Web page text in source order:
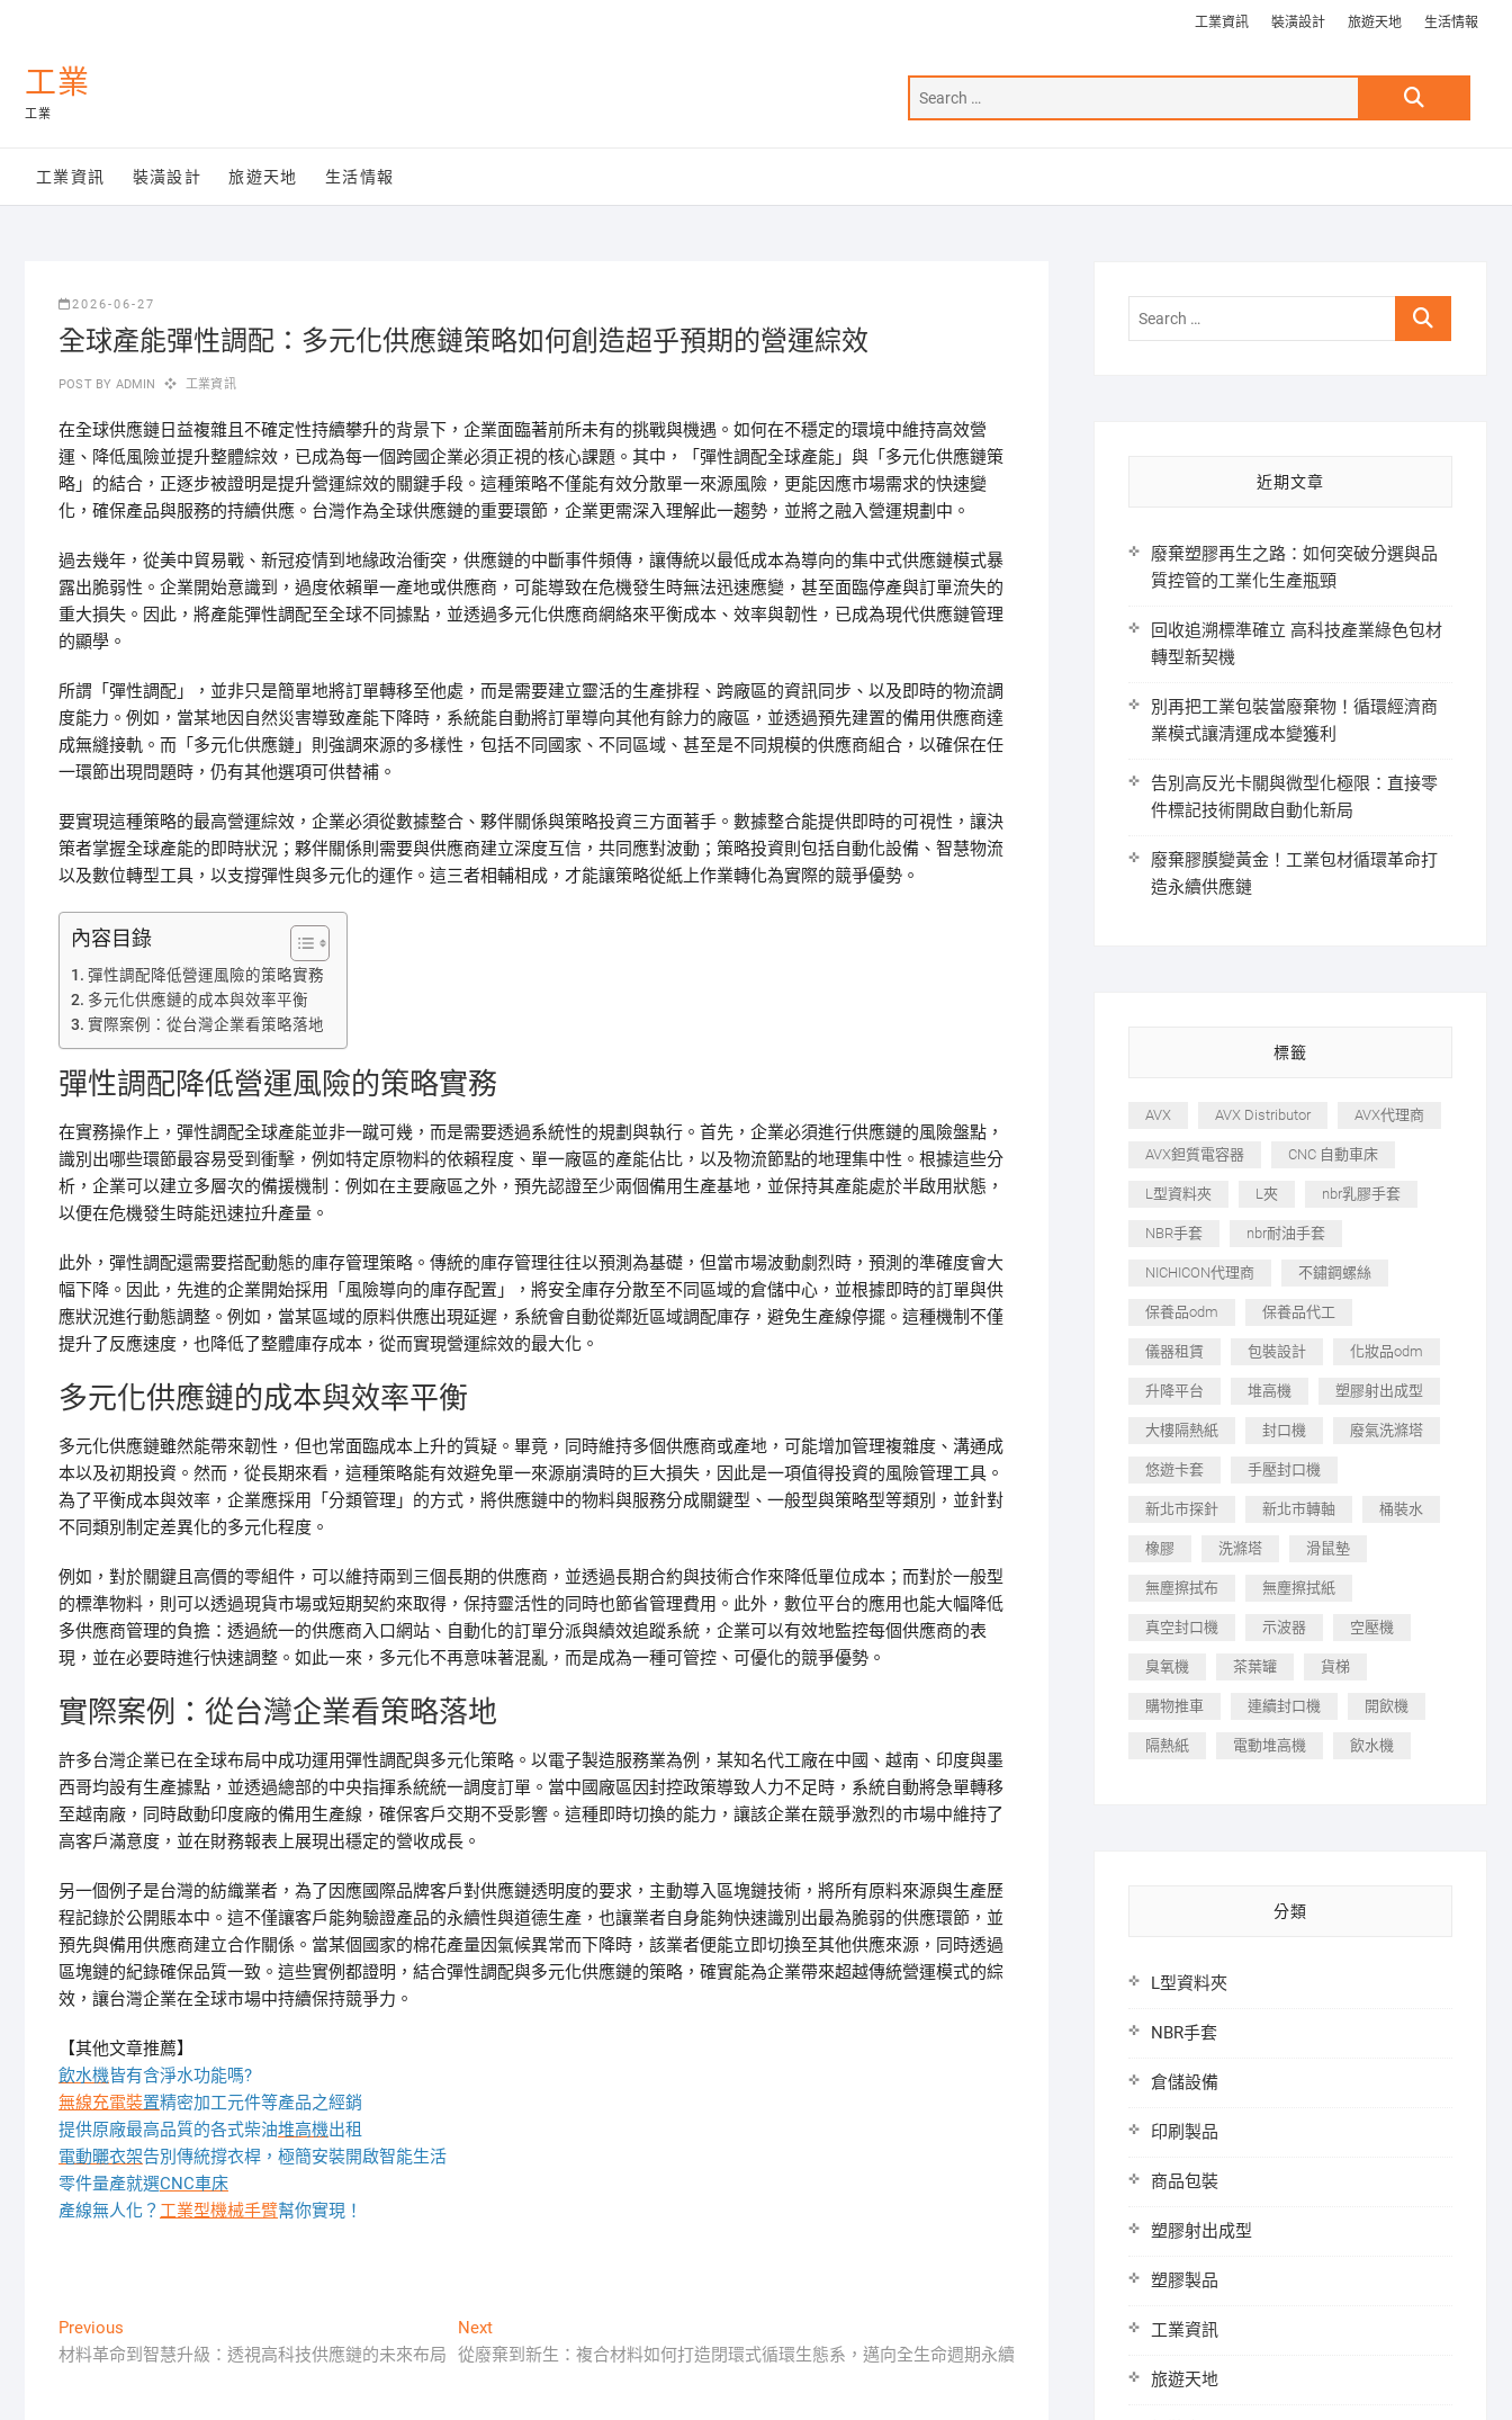
content
工業資訊 裝潢設計 旅遊天地 生活情報
工業
工業
Search
工業資訊 裝潢設計 旅遊天地 生活情報
2026-06-27
全球產能彈性調配：多元化供應鏈策略如何創造超乎預期的營運綜效
POST BY ADMIN 工業資訊
在全球供應鏈日益複雜且不確定性持續攀升的背景下，企業面臨著前所未有的挑戰與機遇。如何在不穩定的環境中維持高效營
運、降低風險並提升整體綜效，已成為每一個跨國企業必須正視的核心課題。其中，「彈性調配全球產能」與「多元化供應鏈策
略」的結合，正逐步被證明是提升營運綜效的關鍵手段。這種策略不僅能有效分散單一來源風險，更能因應市場需求的快速變
化，確保產品與服務的持續供應。台灣作為全球供應鏈的重要環節，企業更需深入理解此一趨勢，並將之融入營運規劃中。
過去幾年，從美中貿易戰、新冠疫情到地緣政治衝突，供應鏈的中斷事件頻傳，讓傳統以最低成本為導向的集中式供應鏈模式暴
露出脆弱性。企業開始意識到，過度依賴單一產地或供應商，可能導致在危機發生時無法迅速應變，甚至面臨停產與訂單流失的
重大損失。因此，將產能彈性調配至全球不同據點，並透過多元化供應商網絡來平衡成本、效率與韌性，已成為現代供應鏈管理
的顯學。
所謂「彈性調配」，並非只是簡單地將訂單轉移至他處，而是需要建立靈活的生產排程、跨廠區的資訊同步、以及即時的物流調
度能力。例如，當某地因自然災害導致產能下降時，系統能自動將訂單導向其他有餘力的廠區，並透過預先建置的備用供應商達
成無縫接軌。而「多元化供應鏈」則強調來源的多樣性，包括不同國家、不同區域、甚至是不同規模的供應商組合，以確保在任
一環節出現問題時，仍有其他選項可供替補。
要實現這種策略的最高營運綜效，企業必須從數據整合、夥伴關係與策略投資三方面著手。數據整合能提供即時的可視性，讓決
策者掌握全球產能的即時狀況；夥伴關係則需要與供應商建立深度互信，共同應對波動；策略投資則包括自動化設備、智慧物流
以及數位轉型工具，以支撐彈性與多元化的運作。這三者相輔相成，才能讓策略從紙上作業轉化為實際的競爭優勢。
內容目錄
彈性調配降低營運風險的策略實務
多元化供應鏈的成本與效率平衡
實際案例：從台灣企業看策略落地
彈性調配降低營運風險的策略實務
在實務操作上，彈性調配全球產能並非一蹴可幾，而是需要透過系統性的規劃與執行。首先，企業必須進行供應鏈的風險盤點，
識別出哪些環節最容易受到衝擊，例如特定原物料的依賴程度、單一廠區的產能佔比，以及物流節點的地理集中性。根據這些分
析，企業可以建立多層次的備援機制：例如在主要廠區之外，預先認證至少兩個備用生產基地，並保持其產能處於半啟用狀態，
以便在危機發生時能迅速拉升產量。
此外，彈性調配還需要搭配動態的庫存管理策略。傳統的庫存管理往往以預測為基礎，但當市場波動劇烈時，預測的準確度會大
幅下降。因此，先進的企業開始採用「風險導向的庫存配置」，將安全庫存分散至不同區域的倉儲中心，並根據即時的訂單與供
應狀況進行動態調整。例如，當某區域的原料供應出現延遲，系統會自動從鄰近區域調配庫存，避免生產線停擺。這種機制不僅
提升了反應速度，也降低了整體庫存成本，從而實現營運綜效的最大化。
多元化供應鏈的成本與效率平衡
多元化供應鏈雖然能帶來韌性，但也常面臨成本上升的質疑。畢竟，同時維持多個供應商或產地，可能增加管理複雜度、溝通成
本以及初期投資。然而，從長期來看，這種策略能有效避免單一來源崩潰時的巨大損失，因此是一項值得投資的風險管理工具。
為了平衡成本與效率，企業應採用「分類管理」的方式，將供應鏈中的物料與服務分成關鍵型、一般型與策略型等類別，並針對
不同類別制定差異化的多元化程度。
例如，對於關鍵且高價的零組件，可以維持兩到三個長期的供應商，並透過長期合約與技術合作來降低單位成本；而對於一般型
的標準物料，則可以透過現貨市場或短期契約來取得，保持靈活性的同時也節省管理費用。此外，數位平台的應用也能大幅降低
多供應商管理的負擔：透過統一的供應商入口網站、自動化的訂單分派與績效追蹤系統，企業可以有效地監控每個供應商的表
現，並在必要時進行快速調整。如此一來，多元化不再意味著混亂，而是成為一種可管控、可優化的競爭優勢。
實際案例：從台灣企業看策略落地
許多台灣企業已在全球布局中成功運用彈性調配與多元化策略。以電子製造服務業為例，某知名代工廠在中國、越南、印度與墨
西哥均設有生產據點，並透過總部的中央指揮系統統一調度訂單。當中國廠區因封控政策導致人力不足時，系統自動將急單轉移
至越南廠，同時啟動印度廠的備用生產線，確保客戶交期不受影響。這種即時切換的能力，讓該企業在競爭激烈的市場中維持了
高客戶滿意度，並在財務報表上展現出穩定的營收成長。
另一個例子是台灣的紡織業者，為了因應國際品牌客戶對供應鏈透明度的要求，主動導入區塊鏈技術，將所有原料來源與生產歷
程記錄於公開賬本中。這不僅讓客戶能夠驗證產品的永續性與道德生產，也讓業者自身能夠快速識別出最為脆弱的供應環節，並
預先與備用供應商建立合作關係。當某個國家的棉花產量因氣候異常而下降時，該業者便能立即切換至其他供應來源，同時透過
區塊鏈的紀錄確保品質一致。這些實例都證明，結合彈性調配與多元化供應鏈的策略，確實能為企業帶來超越傳統營運模式的綜
效，讓台灣企業在全球市場中持續保持競爭力。
【其他文章推薦】
飲水機皆有含淨水功能嗎?
無線充電裝置精密加工元件等產品之經銷
提供原廠最高品質的各式柴油堆高機出租
電動曬衣架告別傳統撐衣桿，極簡安裝開啟智能生活
零件量產就選CNC車床
產線無人化？ 工業型機械手臂幫你實現！
文
章
Previous
post:
材料革命到智慧升級：透視高科技供應鏈的未來布局
NextNext
post:
從廢棄到新生：複合材料如何打造閉環式循環生態系，邁向全生命週期永續
Search
近期文章
廢棄塑膠再生之路：如何突破分選與品
質控管的工業化生產瓶頸
回收追溯標準確立 高科技產業綠色包材
轉型新契機
別再把工業包裝當廢棄物！循環經濟商
業模式讓清運成本變獲利
告別高反光卡關與微型化極限：直接零
件標記技術開啟自動化新局
廢棄膠膜變黃金！工業包材循環革命打
造永續供應鏈
標籤
AVX AVX Distributor AVX代理商
AVX鉭質電容器 CNC 自動車床
L型資料夾 L夾 nbr乳膠手套
NBR手套 nbr耐油手套
NICHICON代理商 不鏽鋼螺絲
保養品odm 保養品代工
儀器租賃 包裝設計 化妝品odm
升降平台 堆高機 塑膠射出成型
大樓隔熱紙 封口機 廢氣洗滌塔
悠遊卡套 手壓封口機
新北市探針 新北市轉軸 桶裝水
橡膠 洗滌塔 滑鼠墊
無塵擦拭布 無塵擦拭紙
真空封口機 示波器 空壓機
臭氧機 茶葉罐 貨梯
購物推車 連續封口機 開飲機
隔熱紙 電動堆高機 飲水機
分類
L型資料夾
NBR手套
倉儲設備
印刷製品
商品包裝
塑膠射出成型
塑膠製品
工業資訊
旅遊天地